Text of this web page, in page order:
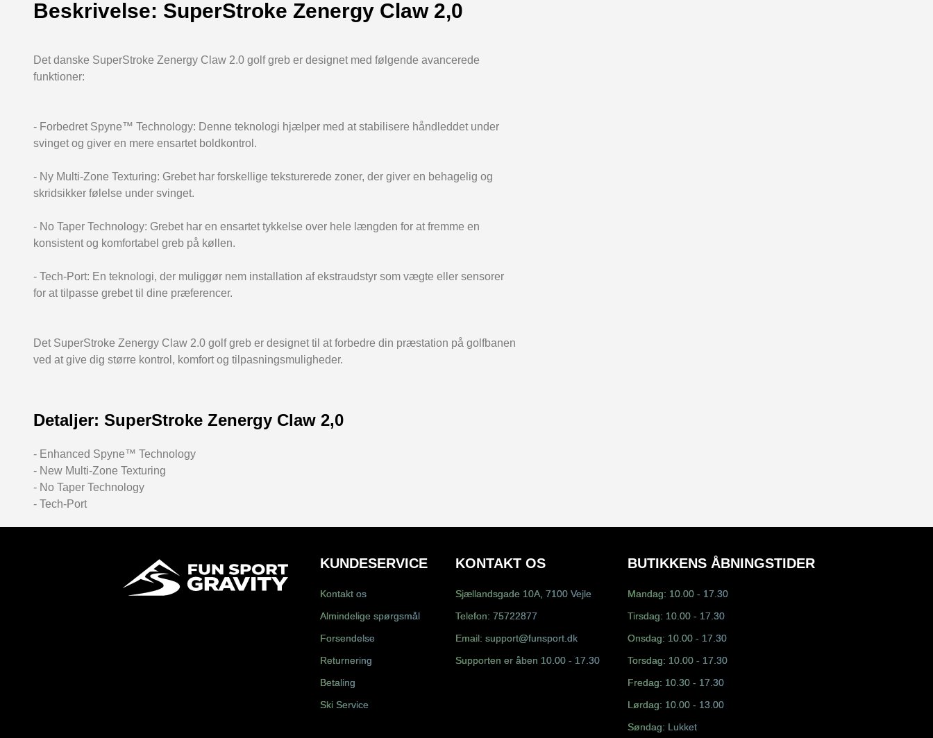
Beskrivelse: SuperStroke Zenergy Claw 2,0
Det danske SuperStroke Zenergy Claw 2.0 golf greb er designet med følgende avancerede
funktioner:
- Forbedret Spyne™ Technology: Denne teknologi hjælper med at stabilisere håndleddet under
svinget og giver en mere ensartet boldkontrol.
- Ny Multi-Zone Texturing: Grebet har forskellige teksturerede zoner, der giver en behagelig og
skridsikker følelse under svinget.
- No Taper Technology: Grebet har en ensartet tykkelse over hele længden for at fremme en
konsistent og komfortabel greb på køllen.
- Tech-Port: En teknologi, der muliggør nem installation af ekstraudstyr som vægte eller sensorer
for at tilpasse grebet til dine præferencer.
Det SuperStroke Zenergy Claw 2.0 golf greb er designet til at forbedre din præstation på golfbanen
ved at give dig større kontrol, komfort og tilpasningsmuligheder.
Detaljer: SuperStroke Zenergy Claw 2,0
- Enhanced Spyne™ Technology
- New Multi-Zone Texturing
- No Taper Technology
- Tech-Port
KUNDESERVICE
Kontakt os
Almindelige spørgsmål
Forsendelse
Returnering
Betaling
Ski Service
KONTAKT OS
Sjællandsgade 10A, 7100 Vejle
Telefon: 75722877
Email: support@funsport.dk
Supporten er åben 10.00 - 17.30
BUTIKKENS ÅBNINGSTIDER
Mandag: 10.00 - 17.30
Tirsdag: 10.00 - 17.30
Onsdag: 10.00 - 17.30
Torsdag: 10.00 - 17.30
Fredag: 10.30 - 17.30
Lørdag: 10.00 - 13.00
Søndag: Lukket